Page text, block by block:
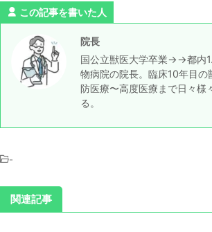
この記事を書いた人
院長
国公立獣医大学卒業→→都内
物病院の院長。臨床10年目の
防医療〜高度医療まで日々様
る。
-
関連記事